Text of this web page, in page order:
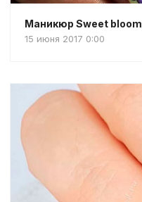
Маникюр Sweet bloom
15 июня 2017 0:00